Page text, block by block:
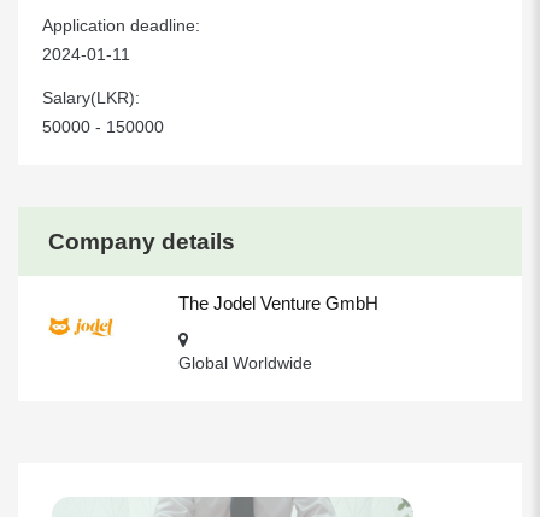
Company details
The Jodel Venture GmbH
Global Worldwide
Application deadline:
2024-01-11
Salary(LKR):
50000 - 150000